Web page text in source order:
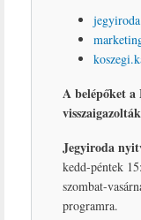
A belépőket
Jegyiroda
kedd-péntek
szombat-
programra.